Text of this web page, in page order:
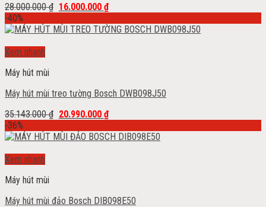
28.000.000₫ 16.000.000 ₫
-40%
Xem nhanh
Máy hút mùi
Máy hút mùi treo tường Bosch DWB098J50
35.143.000₫ 20.990.000 ₫
-36%
Xem nhanh
Máy hút mùi
Máy hút mùi đảo Bosch DIB098E50